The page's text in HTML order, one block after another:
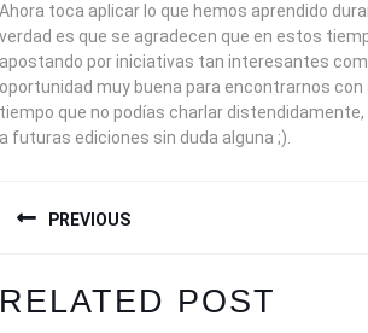
Ahora toca aplicar lo que hemos aprendido
verdad es que se agradecen que en estos
apostando por iniciativas tan interesantes
oportunidad muy buena para encontrarnos con
tiempo que no podías charlar
a futuras ediciones sin duda alguna ;).
DE
ENTRADAS
PREVIOUS
post:
RELATED POST